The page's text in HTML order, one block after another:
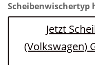
Scheibenwischertyp
Jetzt
(Volkswagen)